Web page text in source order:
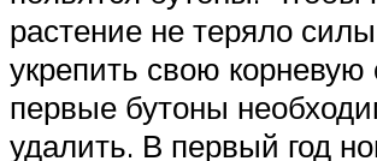
растение не теряло
укрепить свою корневую
первые бутоны
удалить. В первый год